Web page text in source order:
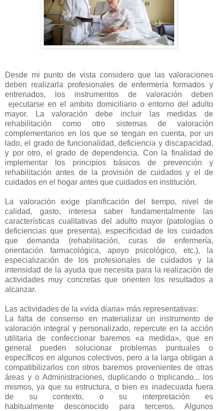
Desde mi punto de vista considero que las valoraciones
deben realizarla profesionales de enfermería formados y
entrenados, los instrumentos de valoración deben
ejecutarse en el ambito domiciliario o entorno del adulto
mayor. La valoración debe incluir las medidas de
rehabilitación como otro sistemas de valoración
complementarios en los que se tengan en cuenta, por un
lado, el grado de funcionalidad, deficiencia y discapacidad,
y por otro, el grado de dependencia. Con la finalidad de
implementar los principios básicos de prevención y
rehabilitación antes de la provisión de cuidados y el de
cuidados en el hogar antes que cuidados en institución.
La valoración exige planificación del tiempo, nivel de
calidad, gasto, interesa saber fundamentalmente las
características cualitativas del adulto mayor (patologías o
deficiencias que presenta), especificidad de los cuidados
que demanda (rehabilitación, curas de enfermería,
orientación farmacológica, apoyo psicológico, etc.), la
especialización de los profesionales de cuidados y la
intensidad de la ayuda que necesita para la realización de
actividades muy concretas que orienten los resultados a
alcanzar.
Las actividades de la «vida diaria» más representativas:
La falta de consenso en materializar un instrumento de
valoración integral y personalizado, repercute en la acción
utilitaria de confeccionar baremos«a medida», que en
general pueden solucionar problemas puntuales o
específicosen algunos colectivos, pero a la larga obligan a
compatibilizarlos con otros baremos provenientes de otras
áreas y o Administraciones, duplicando o triplicando... los
mismos, ya que su estructura, o bien es inadecuada fuera
de su contexto, o su interpretación es
habitualmentedesconocido para terceros. Algunos